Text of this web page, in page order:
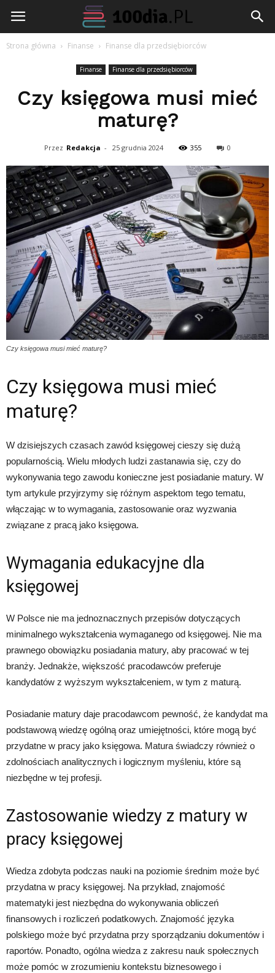
100dia.pl
Strona główna Finanse Finanse dla przedsiębiorców
Finanse Finanse dla przedsiębiorców
Czy księgowa musi mieć
maturę?
Przez Redakcja - 25 grudnia 2024 355 0
Czy księgowa musi mieć maturę?
Czy księgowa musi mieć
maturę?
W dzisiejszych czasach zawód księgowej cieszy się dużą
popularnością. Wielu młodych ludzi zastanawia się, czy do
wykonywania tego zawodu konieczne jest posiadanie matury. W
tym artykule przyjrzymy się różnym aspektom tego tematu,
włączając w to wymagania, zastosowanie oraz wyzwania
związane z pracą jako księgowa.
Wymagania edukacyjne dla
księgowej
W Polsce nie ma jednoznacznych przepisów dotyczących
minimalnego wykształcenia wymaganego od księgowej. Nie ma
prawnego obowiązku posiadania matury, aby pracować w tej
branży. Jednakże, większość pracodawców preferuje
kandydatów z wyższym wykształceniem, w tym z maturą.
Posiadanie matury daje pracodawcom pewność, że kandydat ma
podstawową wiedzę ogólną oraz umiejętności, które mogą być
przydatne w pracy jako księgowa. Matura świadczy również o
zdolnościach analitycznych i logicznym myśleniu, które są
niezbędne w tej profesji.
Zastosowanie wiedzy z matury w
pracy księgowej
Wiedza zdobyta podczas nauki na poziomie średnim może być
przydatna w pracy księgowej. Na przykład, znajomość
matematyki jest niezbędna do wykonywania obliczeń
finansowych i rozliczeń podatkowych. Znajomość języka
polskiego może być przydatna przy sporządzaniu dokumentów i
raportów. Ponadto, ogólna wiedza z zakresu nauk społecznych
może pomóc w zrozumieniu kontekstu biznesowego i